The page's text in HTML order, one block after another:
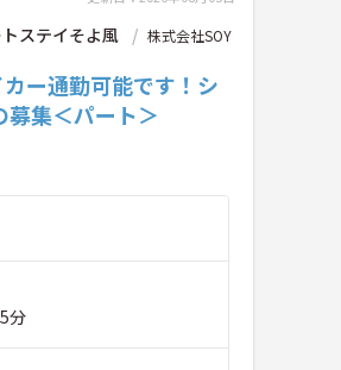
ステイそよ風
株式会社SOY
カー通勤可能です！シ
募集＜パート＞
分